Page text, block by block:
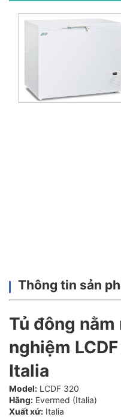
Thông tin sản
Tủ đông
nghiệm
Italia
Model: LCDF 320
Hãng: Evermed (Italia)
Xuất xứ: Italia